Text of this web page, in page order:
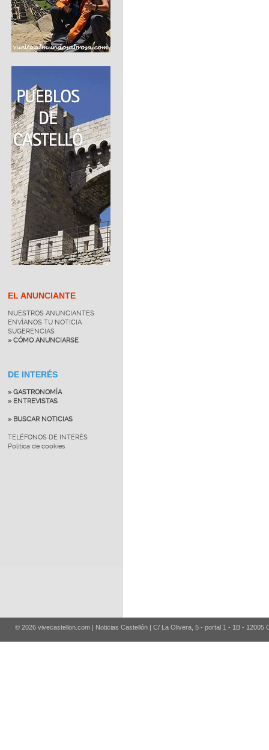
EL ANUNCIANTE
NUESTROS ANUNCIANTES
ENVÍANOS TU NOTICIA
SUGERENCIAS
» CÓMO ANUNCIARSE
DE INTERÉS
» GASTRONOMÍA
» ENTREVISTAS
» BUSCAR NOTICIAS
TELÉFONOS DE INTERÉS
Política de cookies
© 2026 vivecastellon.com | Noticias Castellón | C/ La Olivera, 5 - portal 1 - 1B - 12005